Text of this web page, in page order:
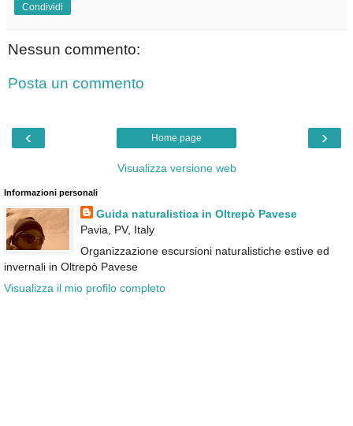
Condividi
Nessun commento:
Posta un commento
‹ ›
Home page
Visualizza versione web
Informazioni personali
Guida naturalistica in Oltrepò Pavese
Pavia, PV, Italy
Organizzazione escursioni naturalistiche estive ed
invernali in Oltrepò Pavese
Visualizza il mio profilo completo